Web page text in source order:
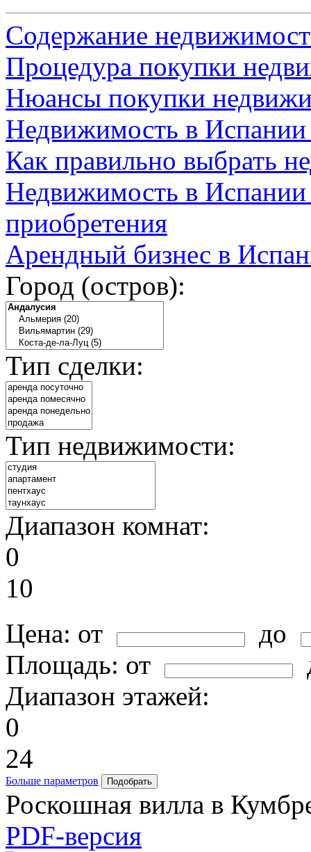
Содержание
Процедура покупки
Нюансы покупки
Недвижимость в
Как правильно выбрать
Недвижимость в Испании
приобретения
Арендный бизнес в
Город (остров):
Тип сделки:
Тип недвижимости:
Диапазон комнат:
0
10
Цена: от
до
Площадь: от
Диапазон этажей:
0
24
Больше параметров
Роскошная вилла в
PDF-версия